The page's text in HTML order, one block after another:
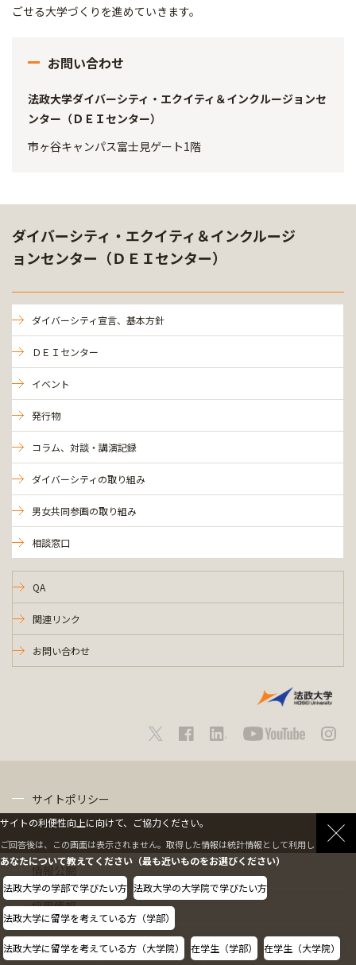
ごせる大学づくりを進めていきます。
お問い合わせ
法政大学ダイバーシティ・エクイティ＆インクルージョンセ
ンター（ＤＥＩセンター）
市ヶ谷キャンパス富士見ゲート1階
ダイバーシティ・エクイティ＆インクルージ
ョンセンター（ＤＥＩセンター）
ダイバーシティ宣言、基本方針
ＤＥＩセンター
イベント
発行物
コラム、対談・講演記録
ダイバーシティの取り組み
男女共同参画の取り組み
相談窓口
QA
関連リンク
お問い合わせ
サイトポリシー
情報公開
採用情報
教職員の方へ
サイトの利便性向上に向けて、ご協力ください。
ご回答後は、この画面は表示されません。取得した情報は統計情報として利用します。
あなたについて教えてください（最も近いものをお選びください）
法政大学の学部で学びたい方 法政大学の大学院で学びたい方
法政大学に留学を考えている方（学部）
法政大学に留学を考えている方（大学院） 在学生（学部） 在学生（大学院）